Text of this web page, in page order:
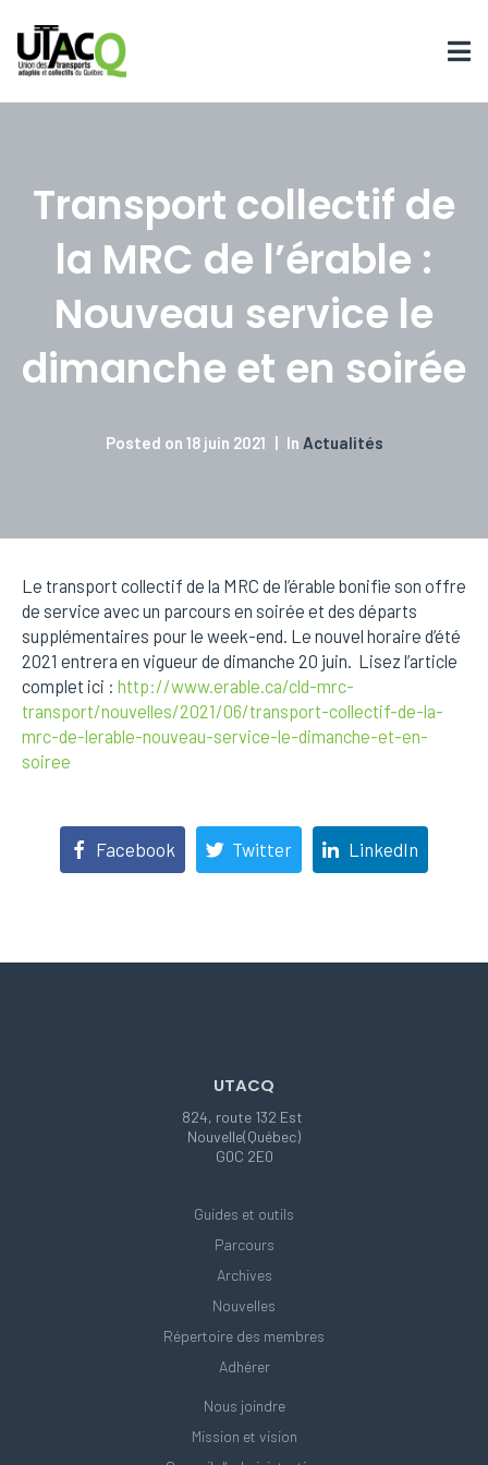
Transport collectif de
la MRC de l’érable :
Nouveau service le
dimanche et en soirée
Posted on 18 juin 2021 In Actualités
Le transport collectif de la MRC de l’érable bonifie son offre
de service avec un parcours en soirée et des départs
supplémentaires pour le week-end. Le nouvel horaire d’été
2021 entrera en vigueur de dimanche 20 juin. Lisez l’article
complet ici : http://www.erable.ca/cld-mrc-
transport/nouvelles/2021/06/transport-collectif-de-la-
mrc-de-lerable-nouveau-service-le-dimanche-et-en-
soiree
Facebook Twitter LinkedIn
UTACQ
824, route 132 Est
Nouvelle(Québec)
G0C 2E0
Guides et outils
Parcours
Archives
Nouvelles
Répertoire des membres
Adhérer
Nous joindre
Mission et vision